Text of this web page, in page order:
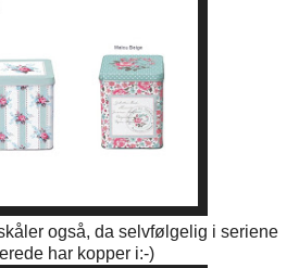
også, da selvfølgelig i seriene
har kopper i:-)